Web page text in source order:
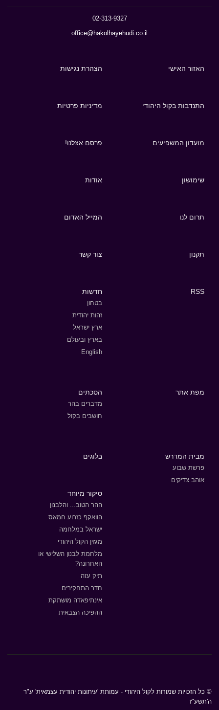
02-313-9327
office@hakolhayehudi.co.il
האזור האישי הצהרת נגישות
התנדבות בקול היהודי מדיניות פרטיות
מועדון המשפיעים פרסם אצלנו!
שימושון אודות
תרום לנו המייל האדום
תקנון צור קשר
RSS חדשות
בטחון
זהות יהודית
ארץ ישראל
בארץ ובעולם
English
מפת אתר הסכתים
מדברים בהר
חושבים בקול
מבית המדרש
פרשת שבוע
אוהב צדיקים
בלוגים
סיקור מיוחד
ההר הטוב... והלבנון
הוואקף כזרוע חמאס
ישראל במלחמה
מגזין הקול היהודי
מלחמת לבנון השלישי או
האחרונה?
תיק עזה
חדר התחקירים
אינתיפאדה מושתקת
ההפיכה הצבאית
© כל הזכויות שמורות לקול היהודי - עמותת 'עיתונות יהודית עצמאית' ע"ר
ה'תשע"ז